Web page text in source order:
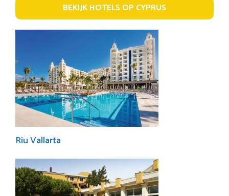
BEKIJK HOTELS OP CYPRUS
Riu Vallarta